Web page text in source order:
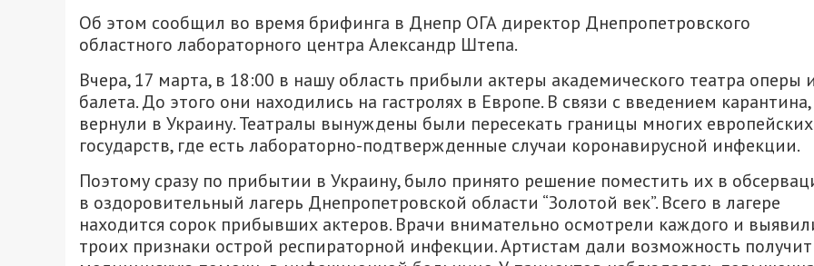
Об этом сообщил во время брифинга в Днепр ОГА директор Днепропетровского
областного лабораторного центра Александр Штепа.
Вчера, 17 марта, в 18:00 в нашу область прибыли актеры академического театра оперы
балета. До этого они находились на гастролях в Европе. В связи с введением
вернули в Украину. Театралы вынуждены были пересекать границы многих европейских
государств, где есть лабораторно-подтвержденные случаи коронавирусной инфекции.
Поэтому сразу по прибытии в Украину, было принято решение поместить их в
в оздоровительный лагерь Днепропетровской области “Золотой век”. Всего в лагере
находится сорок прибывших актеров. Врачи внимательно осмотрели каждого и
троих признаки острой респираторной инфекции. Артистам дали возможность